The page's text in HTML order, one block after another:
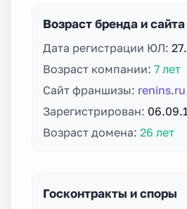
Возраст бренда и сайта
Дата регистрации ЮЛ:
Возраст компании: 7 лет
Сайт франшизы: renins.ru
Зарегистрирован:
Возраст домена: 26 лет
Госконтракты и споры